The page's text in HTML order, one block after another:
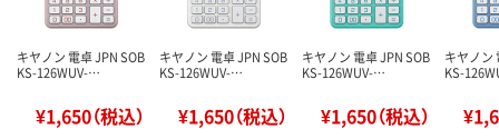
キヤノン 電卓 JPN SOB
KS-126WUV-…
¥1,650（税込）
キヤノン 電卓 JPN SOB
KS-126WUV-…
¥1,650（税込）
キヤノン 電卓 JPN SOB
KS-126WUV-…
¥1,650（税込）
キヤノン
KS-